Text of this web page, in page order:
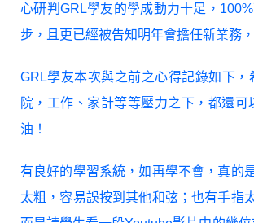
心研判GRL學友的學成動力十足，
步，且更已經被告知明年會擔任新業務
GRL學友本次與之前之心得記錄如下
院，工作、家計等等壓力之下，都還
油！
有良好的學習系統，如再學不會，真的
太粗，容易誤按到其他和弦；也有手指